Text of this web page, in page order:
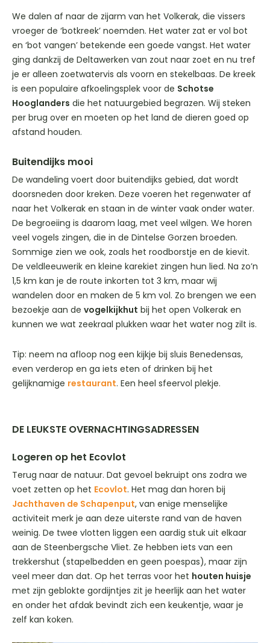
We dalen af naar de zijarm van het Volkerak, die vissers
vroeger de ‘botkreek’ noemden. Het water zat er vol bot
en ‘bot vangen’ betekende een goede vangst. Het water
ging dankzij de Deltawerken van zout naar zoet en nu tref
je er alleen zoetwatervis als voorn en stekelbaas. De kreek
is een populaire afkoelingsplek voor de Schotse
Hooglanders die het natuurgebied begrazen. Wij steken
per brug over en moeten op het land de dieren goed op
afstand houden.
Buitendijks mooi
De wandeling voert door buitendijks gebied, dat wordt
doorsneden door kreken. Deze voeren het regenwater af
naar het Volkerak en staan in de winter vaak onder water.
De begroeiing is daarom laag, met veel wilgen. We horen
veel vogels zingen, die in de Dintelse Gorzen broeden.
Sommige zien we ook, zoals het roodborstje en de kievit.
De veldleeuwerik en kleine karekiet zingen hun lied. Na zo’n
1,5 km kan je de route inkorten tot 3 km, maar wij
wandelen door en maken de 5 km vol. Zo brengen we een
bezoekje aan de vogelkijkhut bij het open Volkerak en
kunnen we wat zeekraal plukken waar het water nog zilt is.
Tip: neem na afloop nog een kijkje bij sluis Benedensas,
even verderop en ga iets eten of drinken bij het
gelijknamige restaurant. Een heel sfeervol plekje.
DE LEUKSTE OVERNACHTINGSADRESSEN
Logeren op het Ecovlot
Terug naar de natuur. Dat gevoel bekruipt ons zodra we
voet zetten op het Ecovlot. Het mag dan horen bij
Jachthaven de Schapenput, van enige menselijke
activiteit merk je aan deze uiterste rand van de haven
weinig. De twee vlotten liggen een aardig stuk uit elkaar
aan de Steenbergsche Vliet. Ze hebben iets van een
trekkershut (stapelbedden en geen poespas), maar zijn
veel meer dan dat. Op het terras voor het houten huisje
met zijn geblokte gordijntjes zit je heerlijk aan het water
en onder het afdak bevindt zich een keukentje, waar je
zelf kan koken.